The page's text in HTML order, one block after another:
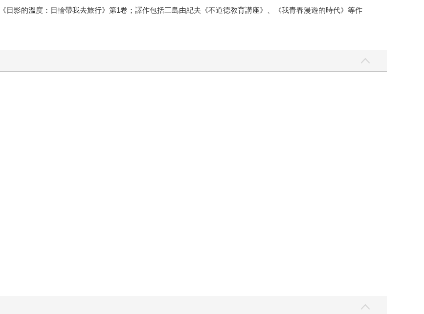
日影的溫度：日輪帶我去旅行》第1卷；譯作包括三島由紀夫《不道德教育講座》、《我青春漫遊的時代》等作